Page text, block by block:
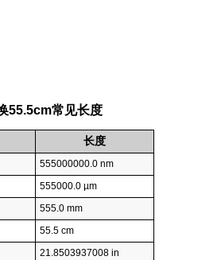
55.5cm常见长度
长度
555000000.0 nm
555000.0 µm
555.0 mm
55.5 cm
21.8503937008 in